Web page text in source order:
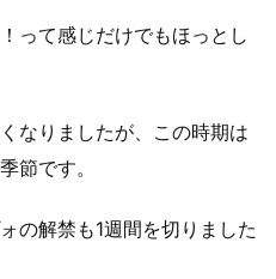
って感じだけでもほっとし
なりましたが、この時期は
節です。
の解禁も1週間を切りました